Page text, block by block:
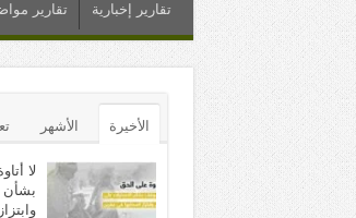
تقارير إخبارية تقارير
الأخيرة الأشهر
لا
بشأن